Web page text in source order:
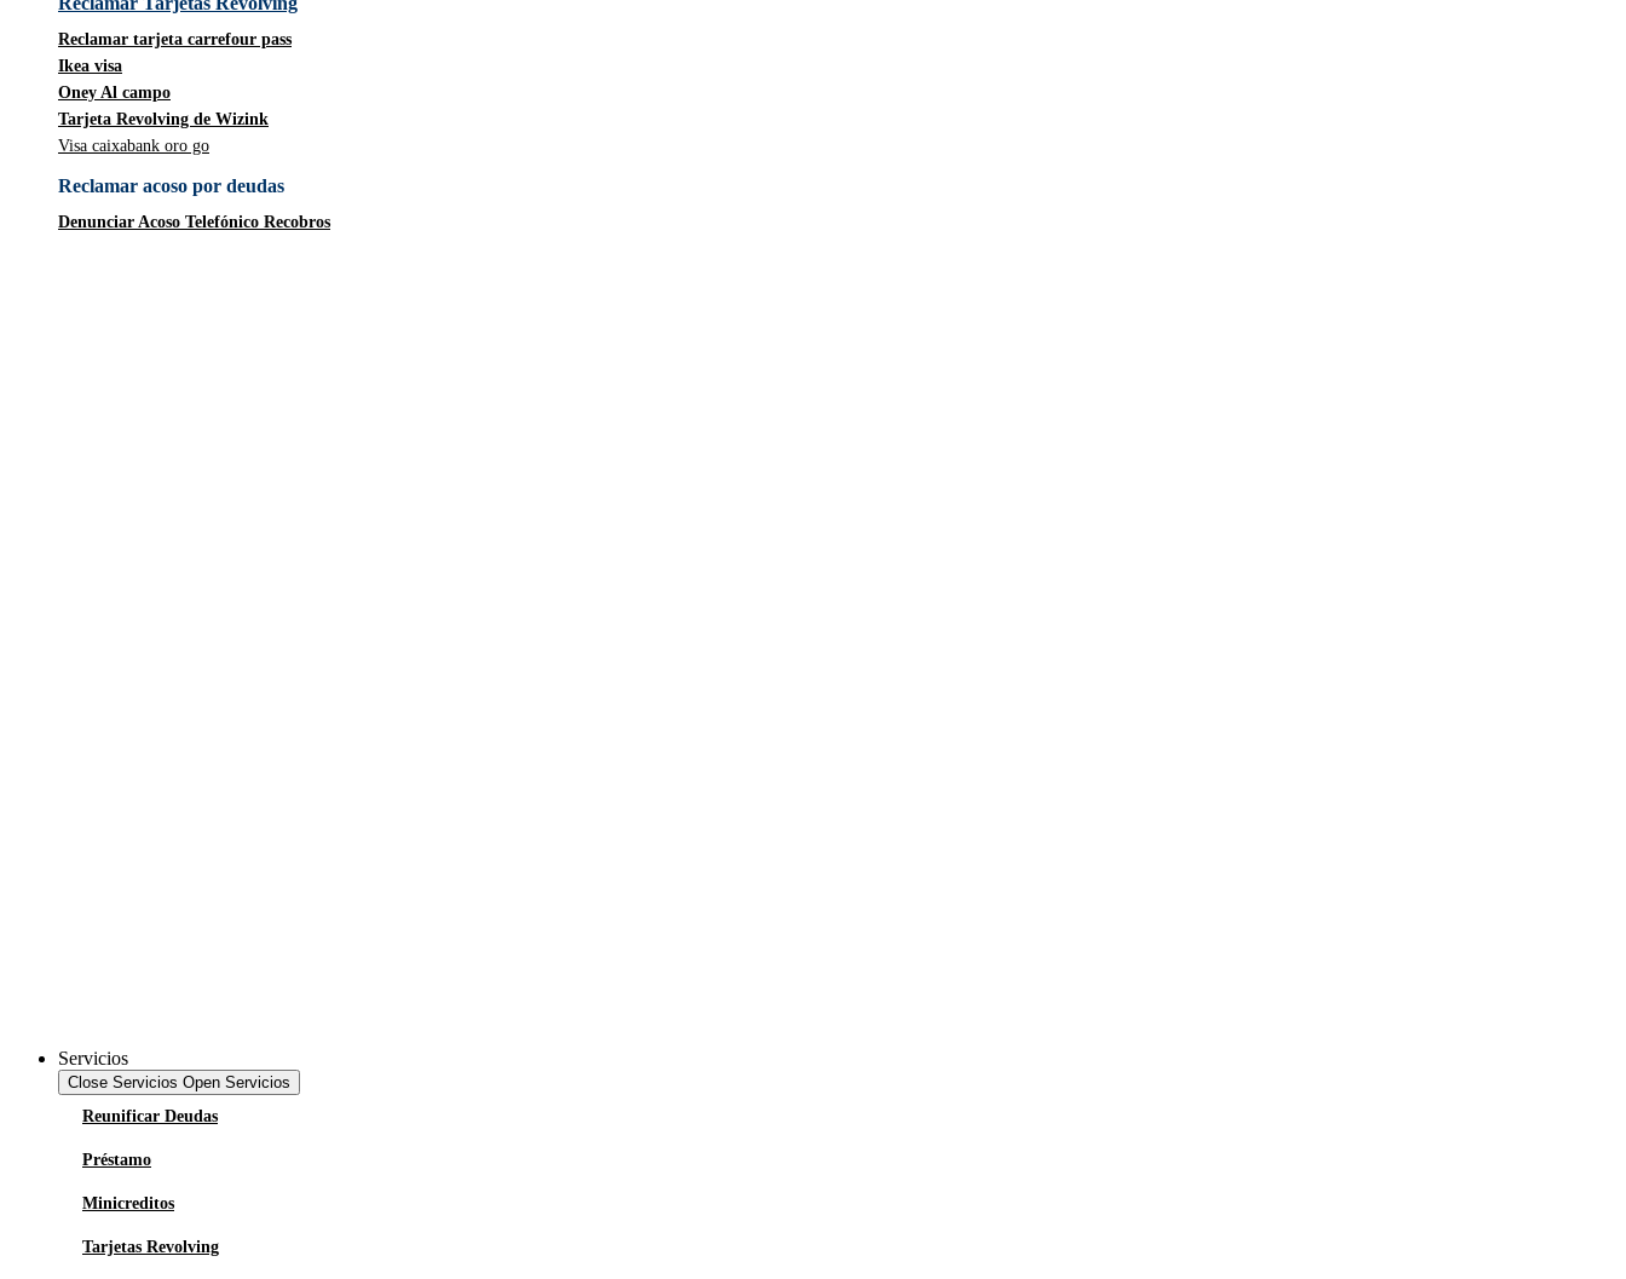
Reclamar tarjeta carrefour pass
Ikea visa
Oney Al campo
Tarjeta Revolving de Wizink
Visa caixabank oro go
Reclamar acoso por deudas
Denunciar Acoso Telefónico Recobros
Servicios
Close Servicios Open Servicios
Reunificar Deudas
Préstamo
Minicreditos
Tarjetas Revolving